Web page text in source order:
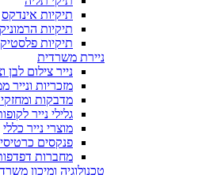
תיקיות אינדקס
תיקיות
תיקיות
ניירת משרדית
נייר צילום לבן
מזכריות ונייר
מדבקות
גלילי נייר
מוצרי נייר כללי
פנקסים
מחברות
טכנולוגיה ומיכון